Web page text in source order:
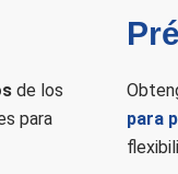
de los
para
para